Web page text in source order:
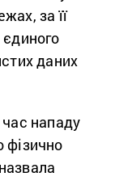
за її
даних
нападу